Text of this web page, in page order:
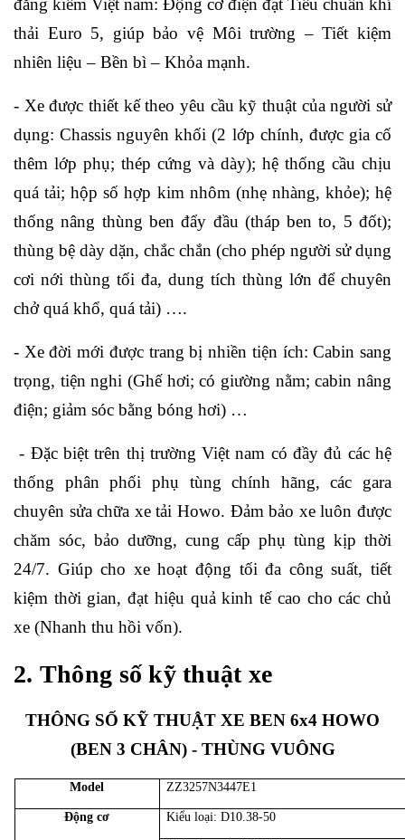
đăng kiểm Việt nam: Động cơ điện đạt Tiêu chuẩn khí
thải Euro 5, giúp bảo vệ Môi trường – Tiết kiệm
nhiên liệu – Bền bì – Khỏa mạnh.
- Xe được thiết kế theo yêu cầu kỹ thuật của người sử
dụng: Chassis nguyên khối (2 lớp chính, được gia cố
thêm lớp phụ; thép cứng và dày); hệ thống cầu chịu
quá tải; hộp số hợp kim nhôm (nhẹ nhàng, khỏe); hệ
thống nâng thùng ben đẩy đầu (tháp ben to, 5 đốt);
thùng bệ dày dặn, chắc chắn (cho phép người sử dụng
cơi nới thùng tối đa, dung tích thùng lớn để chuyên
chở quá khổ, quá tải) ….
- Xe đời mới được trang bị nhiền tiện ích: Cabin sang
trọng, tiện nghi (Ghế hơi; có giường nằm; cabin nâng
điện; giảm sóc bằng bóng hơi) …
- Đặc biệt trên thị trường Việt nam có đầy đủ các hệ
thống phân phối phụ tùng chính hãng, các gara
chuyên sửa chữa xe tải Howo. Đảm bảo xe luôn được
chăm sóc, bảo dưỡng, cung cấp phụ tùng kịp thời
24/7. Giúp cho xe hoạt động tối đa công suất, tiết
kiệm thời gian, đạt hiệu quả kinh tế cao cho các chủ
xe (Nhanh thu hồi vốn).
2. Thông số kỹ thuật xe
THÔNG SỐ KỸ THUẬT XE BEN 6x4 HOWO
(BEN 3 CHÂN) - THÙNG VUÔNG
Model ZZ3257N3447E1
Động cơ Kiểu loại: D10.38-50